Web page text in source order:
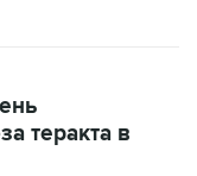
теракта в